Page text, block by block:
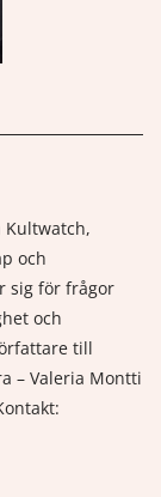
Kultwatch,
och
sig för frågor
och
till
– Valeria Montti